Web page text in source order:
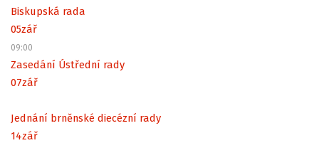
Biskupská rada
05zář
09:00
Zasedání Ústřední rady
07zář
Jednání brněnské diecézní rady
14zář